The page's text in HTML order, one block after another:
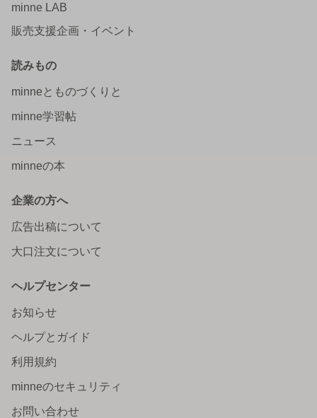
minne LAB
販売支援企画・イベント
読みもの
minneとものづくりと
minne学習帖
ニュース
minneの本
企業の方へ
広告出稿について
大口注文について
ヘルプセンター
お知らせ
ヘルプとガイド
利用規約
minneのセキュリティ
お問い合わせ